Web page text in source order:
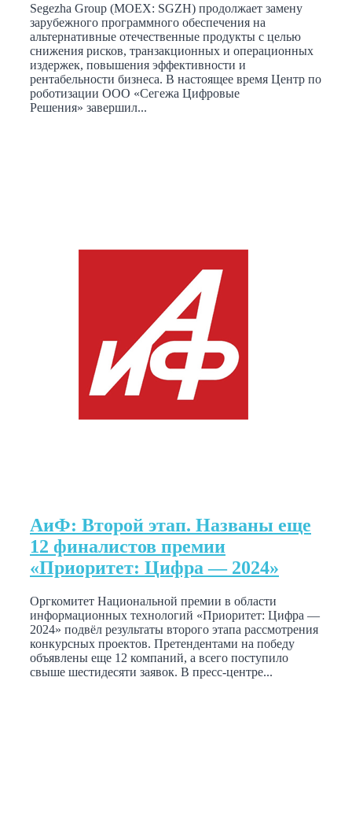
Segezha Group (MOEX: SGZH) продолжает замену
зарубежного программного обеспечения на
альтернативные отечественные продукты с целью
снижения рисков, транзакционных и операционных
издержек, повышения эффективности и
рентабельности бизнеса. В настоящее время Центр по
роботизации ООО «Сегежа Цифровые
Решения» завершил...
АиФ: Второй этап. Названы еще
12 финалистов премии
«Приоритет: Цифра — 2024»
Оргкомитет Национальной премии в области
информационных технологий «Приоритет: Цифра —
2024» подвёл результаты второго этапа рассмотрения
конкурсных проектов. Претендентами на победу
объявлены еще 12 компаний, а всего поступило
свыше шестидесяти заявок. В пресс-центре...